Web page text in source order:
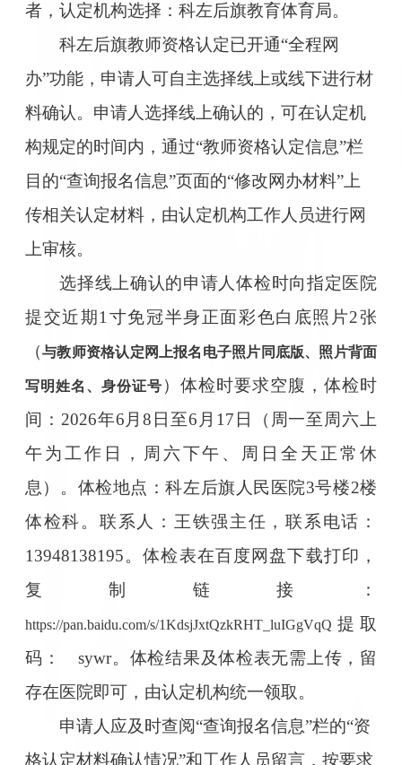
者，认定机构选择：科左后旗教育体育局。
科左后旗教师资格认定已开通“全程网
办”功能，申请人可自主选择线上或线下进行材
料确认。申请人选择线上确认的，可在认定机
构规定的时间内，通过“教师资格认定信息”栏
目的“查询报名信息”页面的“修改网办材料”上
传相关认定材料，由认定机构工作人员进行网
上审核。
选择线上确认的申请人体检时向指定医院
提交近期1寸免冠半身正面彩色白底照片2张
（与教师资格认定网上报名电子照片同底版、照片背面
写明姓名、身份证号 ）体检时要求空腹，体检时
间：2026年6月8日至6月17日（周一至周六上
午为工作日，周六下午、周日全天正常休
息）。体检地点：科左后旗人民医院3号楼2楼
体检科。联系人：王铁强主任，联系电话：
13948138195。体检表在百度网盘下载打印，
复制链接：
https://pan.baidu.com/s/1KdsjJxtQzkRHT_luIGgVqQ 提取
码： sywr。体检结果及体检表无需上传，留
存在医院即可，由认定机构统一领取。
申请人应及时查阅“查询报名信息”栏的“资
格认定材料确认情况”和工作人员留言，按要求